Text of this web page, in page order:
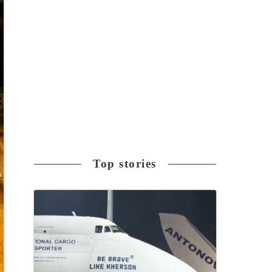
Top stories